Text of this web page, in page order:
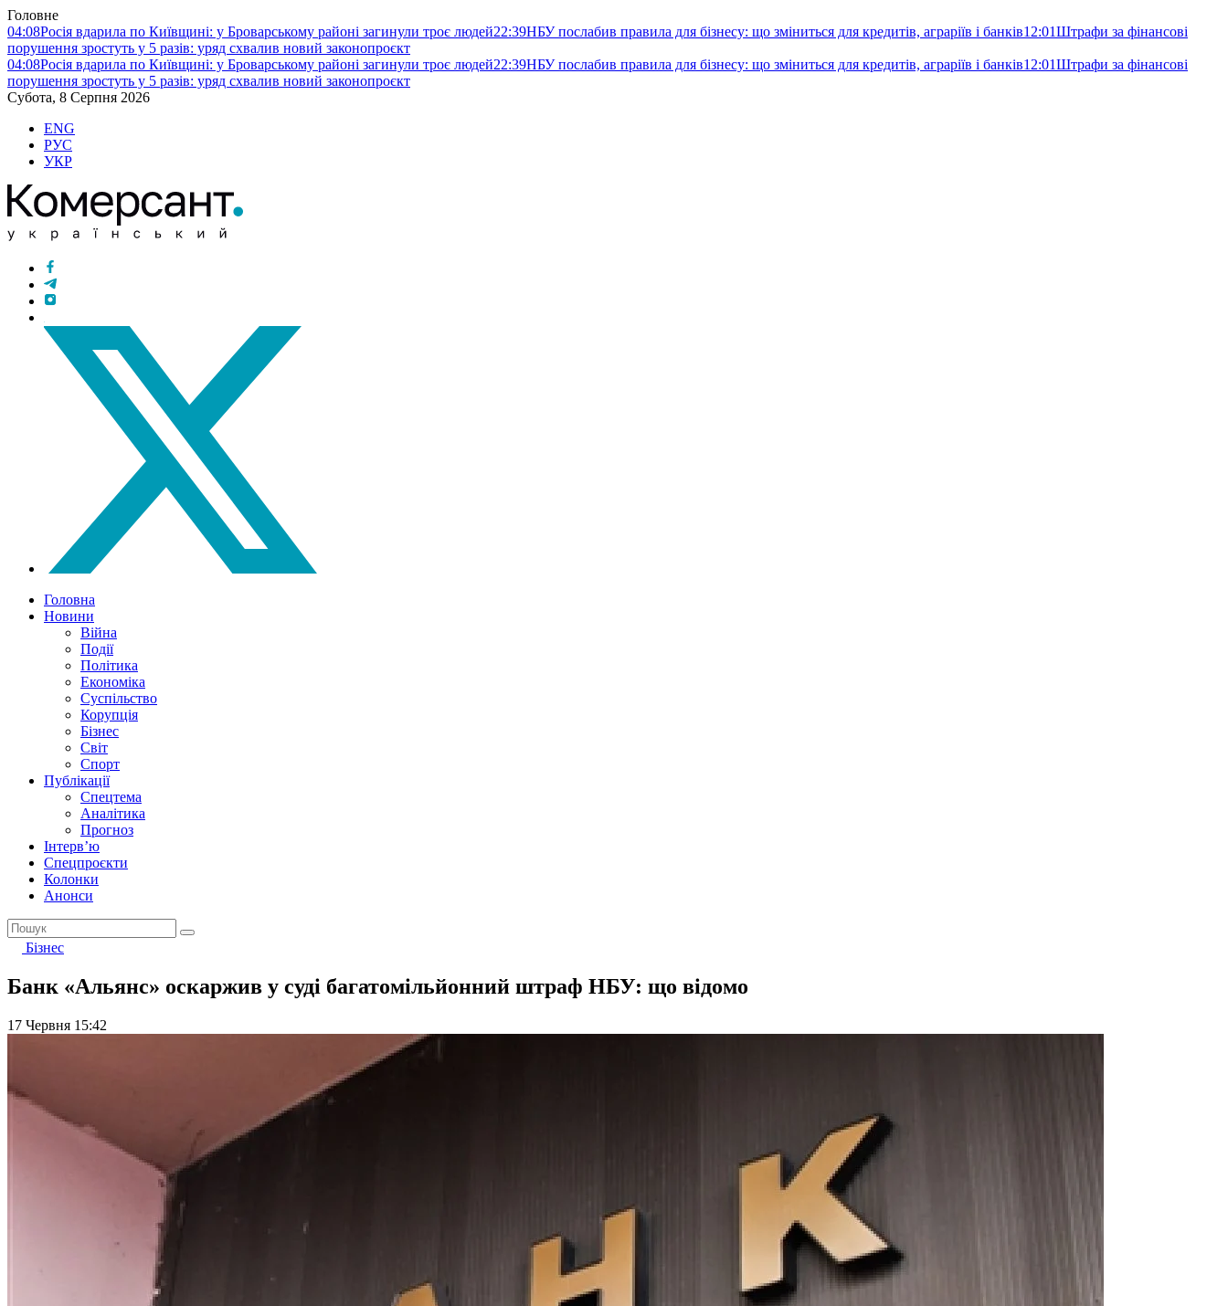
Головне
04:08Росія вдарила по Київщині: у Броварському районі загинули троє людей22:39НБУ послабив правила для бізнесу: що зміниться для кредитів, аграріїв і банків12:01Штрафи за фінансові
порушення зростуть у 5 разів: уряд схвалив новий законопроєкт
04:08Росія вдарила по Київщині: у Броварському районі загинули троє людей22:39НБУ послабив правила для бізнесу: що зміниться для кредитів, аграріїв і банків12:01Штрафи за фінансові
порушення зростуть у 5 разів: уряд схвалив новий законопроєкт
Субота, 8 Серпня 2026
ENG
РУС
УКР
Головна
Новини
Війна
Події
Політика
Економіка
Суспільство
Корупція
Бізнес
Світ
Спорт
Публікації
Спецтема
Аналітика
Прогноз
Інтерв’ю
Спецпроєкти
Колонки
Анонси
Бізнес
Банк «Альянс» оскаржив у суді багатомільйонний штраф НБУ: що відомо
17 Червня 15:42